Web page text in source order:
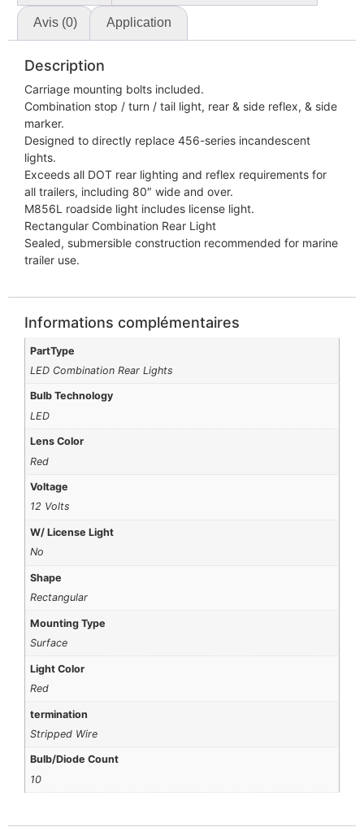
Avis (0) Application
Description
Carriage mounting bolts included.
Combination stop / turn / tail light, rear & side reflex, & side
marker.
Designed to directly replace 456-series incandescent
lights.
Exceeds all DOT rear lighting and reflex requirements for
all trailers, including 80″ wide and over.
M856L roadside light includes license light.
Rectangular Combination Rear Light
Sealed, submersible construction recommended for marine
trailer use.
Informations complémentaires
PartType
LED Combination Rear Lights
Bulb Technology
LED
Lens Color
Red
Voltage
12 Volts
W/ License Light
No
Shape
Rectangular
Mounting Type
Surface
Light Color
Red
termination
Stripped Wire
Bulb/Diode Count
10